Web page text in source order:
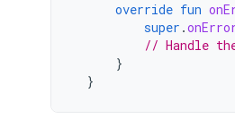
override fun
super .
// Handle
}
}